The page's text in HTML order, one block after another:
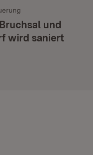
und
wird saniert